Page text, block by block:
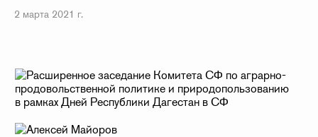
2 марта 2021 г.